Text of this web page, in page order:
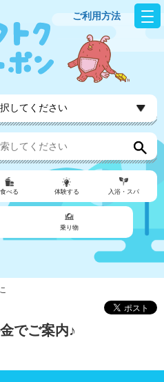
ご利用方法
してください
食べる 体験する 入浴・スパ
乗り物
でご案内♪